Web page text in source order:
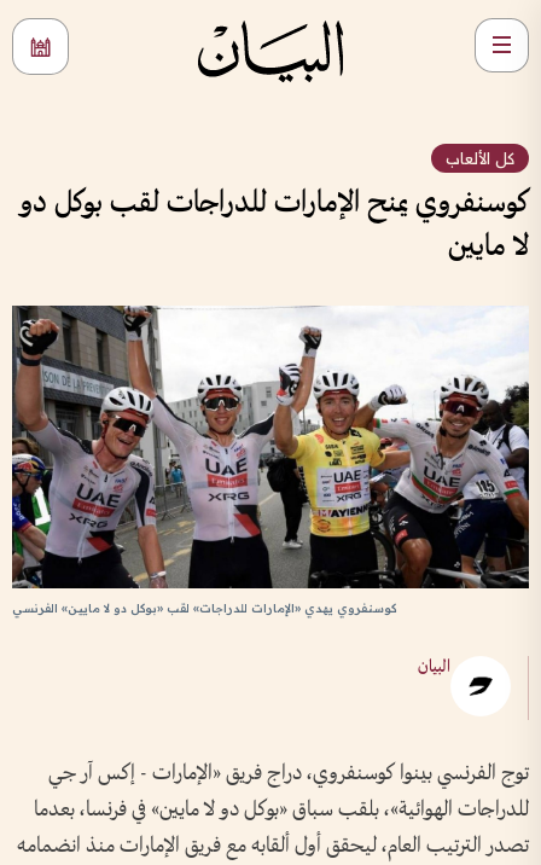
كل الألعاب
كوسنفروي يمنح الإمارات للدراجات لقب بوكل دو
لا مايين
كوسنفروي يهدي «الإمارات للدراجات» لقب «بوكل دو لا مايين» الفرنسي
البيان
توج الفرنسي بينوا كوسنفروي، دراج فريق «الإمارات - إكس آر جي
للدراجات الهوائية»، بلقب سباق «بوكل دو لا مايين» في فرنسا، بعدما
تصدر الترتيب العام، ليحقق أول ألقابه مع فريق الإمارات منذ انضمامه